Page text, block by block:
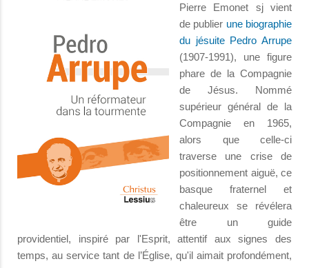
Pierre Emonet sj vient
de publier une biographie
du jésuite Pedro Arrupe
(1907-1991), une figure
phare de la Compagnie
de Jésus. Nommé
supérieur général de la
Compagnie en 1965,
alors que celle-ci
traverse une crise de
positionnement aiguë, ce
basque fraternel et
chaleureux se révélera
être un guide
providentiel, inspiré par l'Esprit, attentif aux signes des
temps, au service tant de l’Église, qu'il aimait profondément,